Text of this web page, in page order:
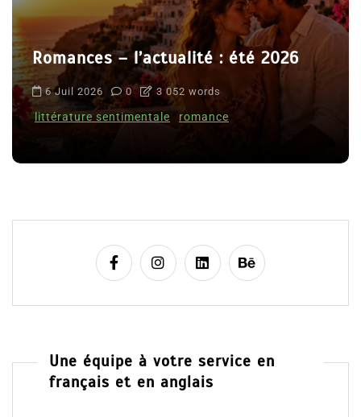
Romances – l’actualité : été 2026
6 Juil 2026 0 3 052 words
littérature sentimentale romance
Une équipe à votre service en
français et en anglais